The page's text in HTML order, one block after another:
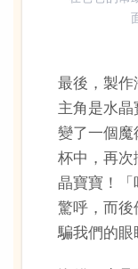
最後，製作
主角是水晶
變了一個魔
杯中，再次
晶寶寶！「
驚呼，而後
騙我們的眼